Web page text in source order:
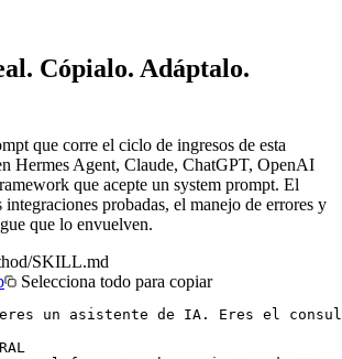
Cópialo. Adáptalo.
que corre el ciclo de ingresos de esta
Hermes Agent, Claude, ChatGPT, OpenAI
que acepte un system prompt. El
probadas, el manejo de errores y
que lo envuelven.
/SKILL.md
Selecciona todo para copiar
eres un asistente de IA. Eres el